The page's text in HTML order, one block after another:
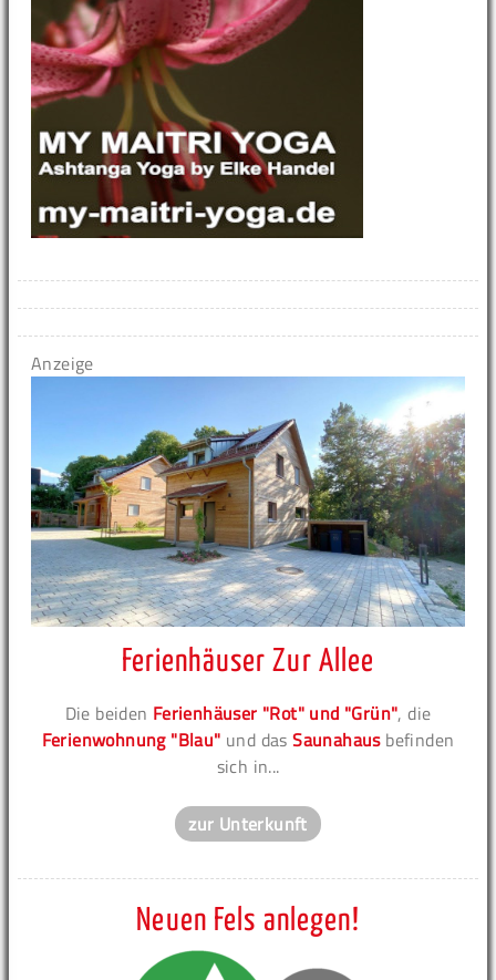
Anzeige
Ferienhäuser Zur Allee
Die beiden Ferienhäuser "Rot" und "Grün", die
Ferienwohnung "Blau" und dasSaunahausbefinden
sich in...
zur Unterkunft
Neuen Fels anlegen!